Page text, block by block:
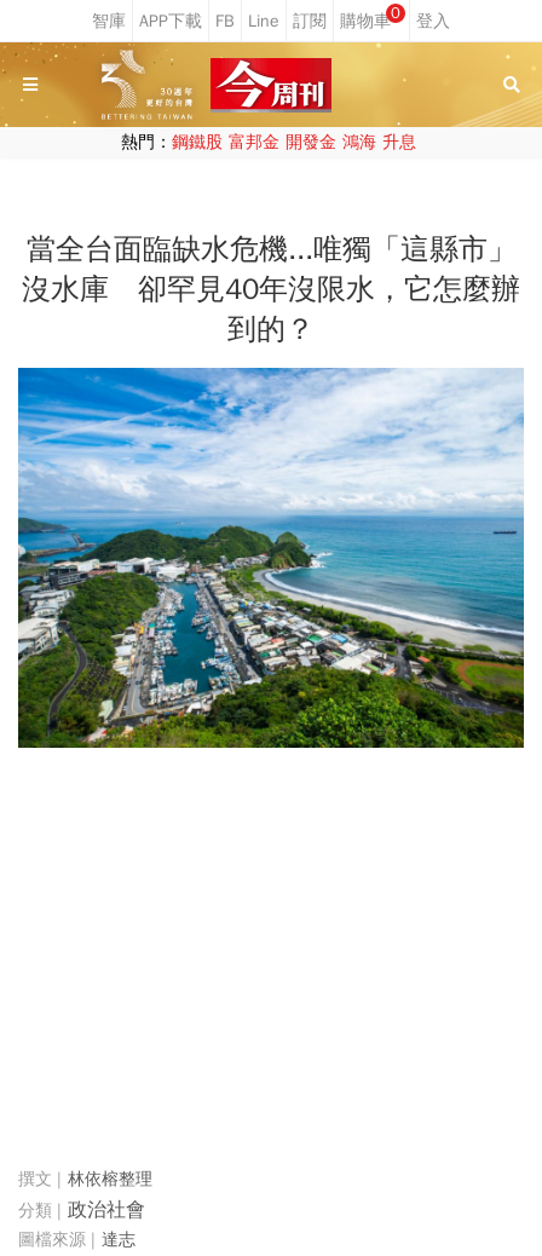
0
熱門： 鋼鐵股 富邦金 開發金 鴻海 升息
當全台面臨缺水危機...唯獨「這縣市」
沒水庫 卻罕見40年沒限水，它怎麼辦
到的？
林依榕整理
政治社會
達志